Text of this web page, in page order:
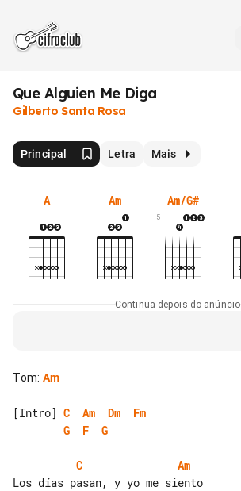
Que Alguien Me Diga
Gilberto Santa Rosa
Principal Letra Mais
A Am Am/G#
5
Continua depois do anúncio
Tom: Am
[Intro] C Am Dm
Fm
G
F G
C
Am